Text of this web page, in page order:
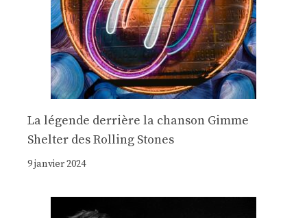
La légende derrière la chanson Gimme
Shelter des Rolling Stones
9 janvier 2024